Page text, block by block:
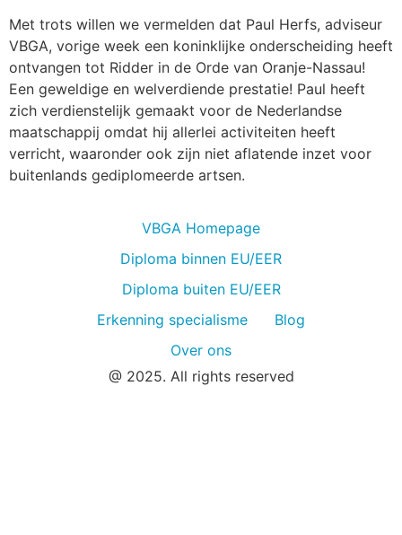
Met trots willen we vermelden dat Paul Herfs, adviseur
VBGA, vorige week een koninklijke onderscheiding heeft
ontvangen tot Ridder in de Orde van Oranje-Nassau!
Een geweldige en welverdiende prestatie! Paul heeft
zich verdienstelijk gemaakt voor de Nederlandse
maatschappij omdat hij allerlei activiteiten heeft
verricht, waaronder ook zijn niet aflatende inzet voor
buitenlands gediplomeerde artsen.
VBGA Homepage
Diploma binnen EU/EER
Diploma buiten EU/EER
Erkenning specialisme
Blog
Over ons
@ 2025. All rights reserved